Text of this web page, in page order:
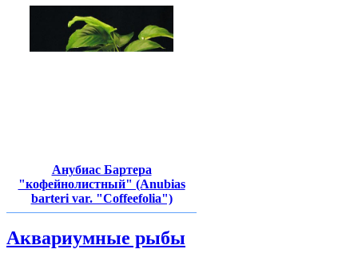
Анубиас Бартера
"кофейнолистный" (Anubias
barteri var. "Coffeefolia")
Аквариумные рыбы